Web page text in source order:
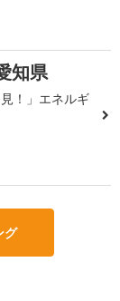
知県
！」エネルギ
グ